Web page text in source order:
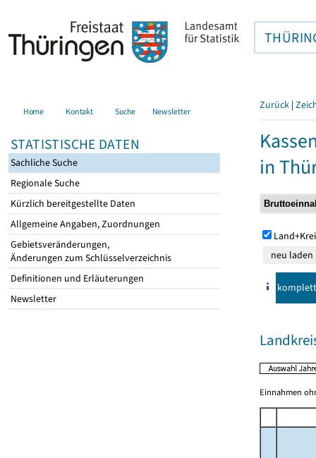
Home Kontakt Suche Newsletter
STATISTISCHE DATEN
Sachliche Suche
Regionale Suche
Kürzlich bereitgestellte Daten
Allgemeine Angaben, Zuordnungen
Gebietsveränderungen,
Änderungen zum Schlüsselverzeichnis
Definitionen und Erläuterungen
Newsletter
Zurück |
in
komplett
Einnahmen